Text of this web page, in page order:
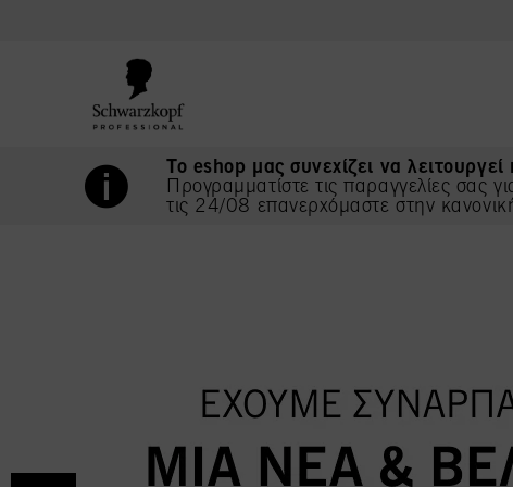
Το eshop μας συνεχίζει να
Προγραμματίστε τις παραγγελίες
τις 24/08 επανερχόμαστε στην